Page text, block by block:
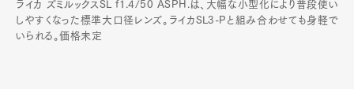
ライカ ズミルックスSL f1.4/50 ASPH.は、大幅な小型化により普段使い
しやすくなった標準大口径レンズ。ライカSL3-Pと組み合わせても身軽で
いられる。価格未定